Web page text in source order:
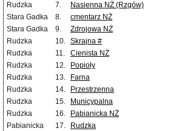
Rudzka
7. Nasienna NŻ (Rzgów)
Stara Gadka
8. cmentarz NŻ
Stara Gadka
9. Zdrojowa NŻ
Rudzka
10. Skrajna #
Rudzka
11. Cienista NŻ
Rudzka
12. Popioły
Rudzka
13. Farna
Rudzka
14. Przestrzenna
Rudzka
15. Municypalna
Rudzka
16. Pabianicka NŻ
Pabianicka
17. Rudzka